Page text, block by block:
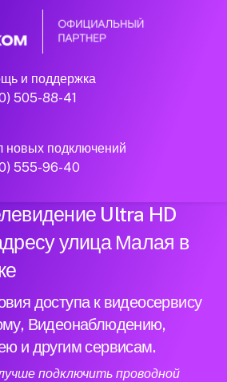
и поддержка
505-88-41
новых подключений
555-96-40
Ростелеком
интернет и
Ultra HD
улица Малая в
доступа к видеосервису
Видеонаблюдению,
и другим сервисам.
подключить проводной